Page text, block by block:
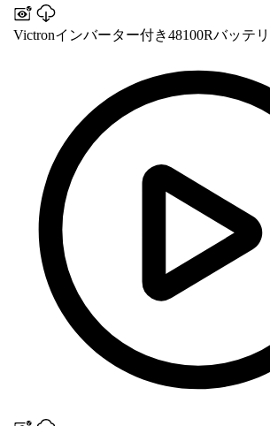
Victronインバーター付き48100Rバッテ